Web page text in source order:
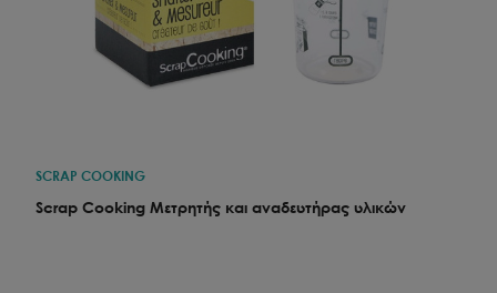
SCRAP COOKING
Scrap Cooking Μετρητής και αναδευτήρας υλικών